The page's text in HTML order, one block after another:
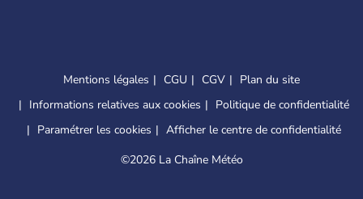
Mentions légales CGU CGV
Plan du site
Informations relatives aux cookies
Politique de confidentialité
Paramétrer les cookies
Afficher le centre de confidentialité
©2026 La Chaîne Météo